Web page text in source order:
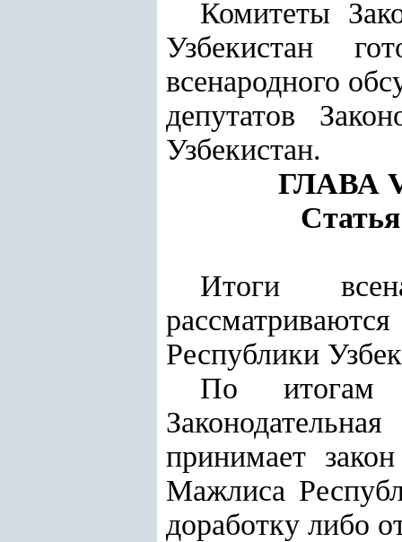
Комитеты
Узбекистан
всенародного
депутатов
Узбекистан.
ГЛАВА
Итоги
Республики
По итогам
принимает
Мажлиса
доработку либо